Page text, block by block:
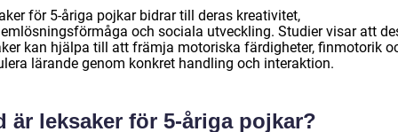
för 5-åriga pojkar bidrar till deras kreativitet,
och sociala utveckling. Studier visar att
kan hjälpa till att främja motoriska färdigheter, finmotorik
lärande genom konkret handling och interaktion.
är leksaker för 5-åriga pojkar?